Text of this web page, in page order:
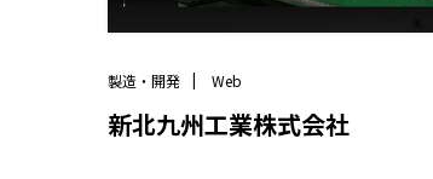
製造・開発 Web
新北九州工業株式会社